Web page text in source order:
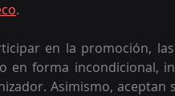
.
en la promoción,
en forma incondicional,
Asimismo,